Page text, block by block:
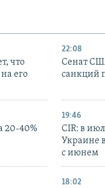
что
его
22:08
Сенат
санкций
20-40%
19:46
CIR: в
Украине
с июнем
18:02